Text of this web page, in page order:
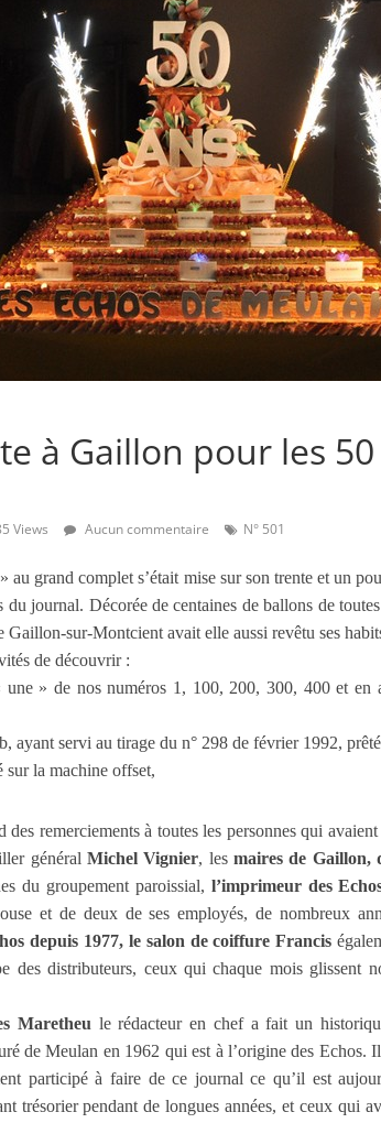
à Gaillon pour les
Views Aucun commentaire N° 501
au grand complet s’était mise sur son trente et un
journal. Décorée de centaines de ballons de
Gaillon-sur-Montcient avait elle aussi revêtu ses
de découvrir :
une » de nos numéros 1, 100, 200, 300, 400 et en
ayant servi au tirage du n° 298 de février 1992,
sur la machine offset,
des remerciements à toutes les personnes qui
généralMichel Vignier, lesmaires de Gaillon,
du groupement paroissial, l’imprimeur des
et de deux de ses employés, de nombreux
depuis 1977, le salon de coiffure Francis
des distributeurs, ceux qui chaque mois glissent
Maretheu le rédacteur en chef a fait un
de Meulan en 1962 qui est à l’origine des Echos.
participé à faire de ce journal ce qu’il est
trésorier pendant de longues années, et ceux qui